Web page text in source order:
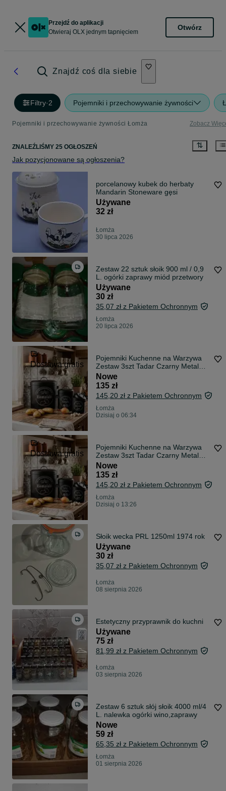
Przejdź do aplikacji
Otwieraj OLX jednym tapnięciem
Otwórz
Znajdź coś dla siebie
Filtry·2 Pojemniki i przechowywanie żywności
Pojemniki i przechowywanie żywności Łomża Zobacz
ZNALEŹLIŚMY 25 OGŁOSZEŃ
Jak pozycjonowane są ogłoszenia?
porcelanowy kubek do herbaty
Mandarin Stoneware gęsi
Używane
32 zł
Łomża
30 lipca 2026
Zestaw 22 sztuk słoik 900 ml / 0,9
L. ogórki zaprawy miód przetwory
Używane
30 zł
35,07 zł z Pakietem Ochronnym
Łomża
20 lipca 2026
Dostawa gratis
Pojemniki Kuchenne na Warzywa
Zestaw 3szt Tadar Czarny Metal
Loft
Nowe
135 zł
145,20 zł z Pakietem Ochronnym
Łomża
Dzisiaj o 06:34
Dostawa gratis
Pojemniki Kuchenne na Warzywa
Zestaw 3szt Tadar Czarny Metal
Loft
Nowe
135 zł
145,20 zł z Pakietem Ochronnym
Łomża
Dzisiaj o 13:26
Słoik wecka PRL 1250ml 1974 rok
Używane
30 zł
35,07 zł z Pakietem Ochronnym
Łomża
08 sierpnia 2026
Estetyczny przyprawnik do kuchni
Używane
75 zł
81,99 zł z Pakietem Ochronnym
Łomża
03 sierpnia 2026
Zestaw 6 sztuk słój słoik 4000 ml/4
L. nalewka ogórki wino,zaprawy
Nowe
59 zł
65,35 zł z Pakietem Ochronnym
Łomża
01 sierpnia 2026